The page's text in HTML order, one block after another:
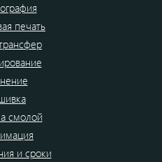
печать
смолой
и сроки